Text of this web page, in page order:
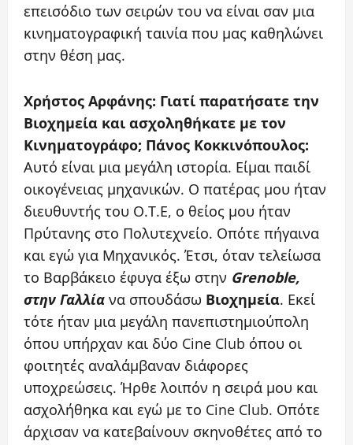
επεισόδιο των σειρών του να είναι σαν μια
κινηματογραφική ταινία που μας καθηλώνει
στην θέση μας.
Χρήστος Αρφάνης: Γιατί παρατήσατε την
Βιοχημεία και ασχοληθήκατε με τον
Κινηματογράφο; Πάνος Κοκκινόπουλος:
Αυτό είναι μια μεγάλη ιστορία. Είμαι παιδί
οικογένειας μηχανικών. Ο πατέρας μου ήταν
διευθυντής του Ο.Τ.Ε, ο θείος μου ήταν
Πρύτανης στο Πολυτεχνείο. Οπότε πήγαινα
και εγώ για Μηχανικός. Έτσι, όταν τελείωσα
το Βαρβάκειο έφυγα έξω στην Grenoble,
στην Γαλλία να σπουδάσω Βιοχημεία. Εκεί
τότε ήταν μια μεγάλη πανεπιστημιούπολη
όπου υπήρχαν και δύο Cine Club όπου οι
φοιτητές αναλάμβαναν διάφορες
υποχρεώσεις. Ήρθε λοιπόν η σειρά μου και
ασχολήθηκα και εγώ με το Cine Club. Οπότε
άρχισαν να κατεβαίνουν σκηνοθέτες από το